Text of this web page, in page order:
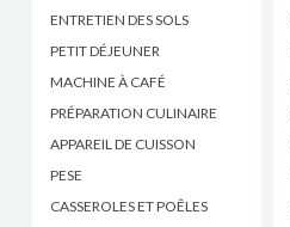
ENTRETIEN DES SOLS
PETIT DÉJEUNER
MACHINE À CAFÉ
PRÉPARATION CULINAIRE
APPAREIL DE CUISSON
PESE
CASSEROLES ET POÊLES